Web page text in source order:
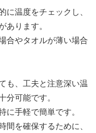
に温度をチェックし、
あります。
合やタオルが薄い場合
も、工夫と注意深い温
分可能です。
に手軽で簡単です。
間を確保するために、